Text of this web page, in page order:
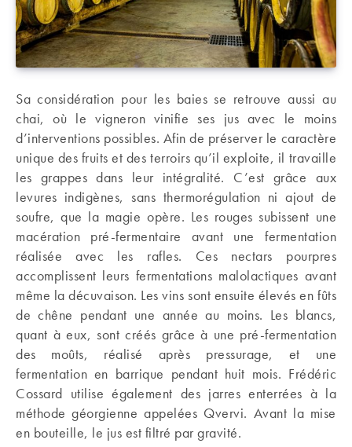
Sa considération pour les baies se retrouve aussi au
chai, où le vigneron vinifie ses jus avec le moins
d’interventions possibles. Afin de préserver le caractère
unique des fruits et des terroirs qu’il exploite, il travaille
les grappes dans leur intégralité. C’est grâce aux
levures indigènes, sans thermorégulation ni ajout de
soufre, que la magie opère. Les rouges subissent une
macération pré-fermentaire avant une fermentation
réalisée avec les rafles. Ces nectars pourpres
accomplissent leurs fermentations malolactiques avant
même la décuvaison. Les vins sont ensuite élevés en fûts
de chêne pendant une année au moins. Les blancs,
quant à eux, sont créés grâce à une pré-fermentation
des moûts, réalisé après pressurage, et une
fermentation en barrique pendant huit mois. Frédéric
Cossard utilise également des jarres enterrées à la
méthode géorgienne appelées Qvervi. Avant la mise
en bouteille, le jus est filtré par gravité.